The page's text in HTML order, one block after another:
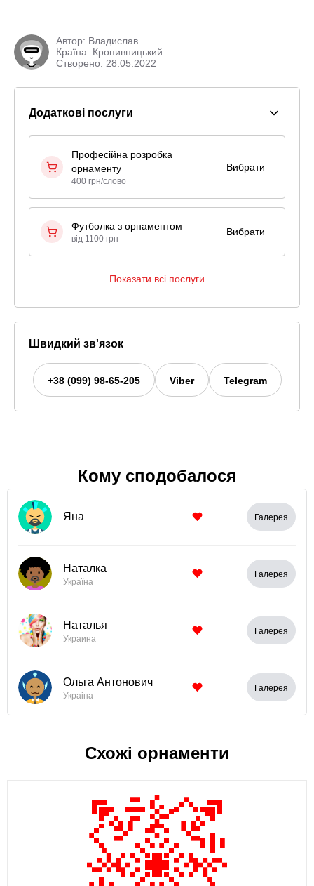
Автор: Владислав
Країна: Кропивницький
Створено: 28.05.2022
Додаткові послуги
Професійна розробка
орнаменту
400 грн/слово
Вибрати
Футболка з орнаментом
від 1100 грн
Вибрати
Показати всі послуги
Швидкий зв'язок
+38 (099) 98-65-205 Viber Telegram
Кому сподобалося
Яна Галерея
Наталка
Україна
Галерея
Наталья
Украина
Галерея
Ольга Антонович
Украiна
Галерея
Схожі орнаменти